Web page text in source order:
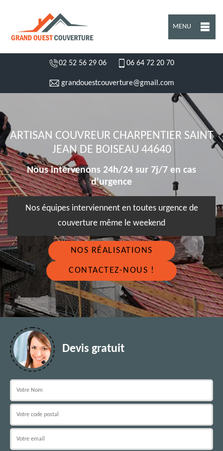
MENU
02 52 56 29 06 06 64 72 20 70
grandouestcouverture@gmail.com
ARTISAN COUVREUR CHARPENTIER SAINT
JEAN DE BOISEAU 44640
Nous intervenons 24h/24 sur 7j/7 en cas
d'urgence
Nos équipes interviennent en toutes urgence de
couverture même le weekend
NOS RÉALISATIONS
CONTACTEZ-NOUS !
Devis gratuit